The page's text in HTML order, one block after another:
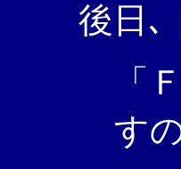
後日､
「
す